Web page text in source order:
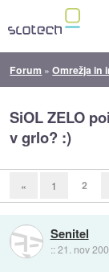
Forum »Omrežja in
SiOL ZELO
v grlo? :)
« 1 2
Senitel
::21. nov